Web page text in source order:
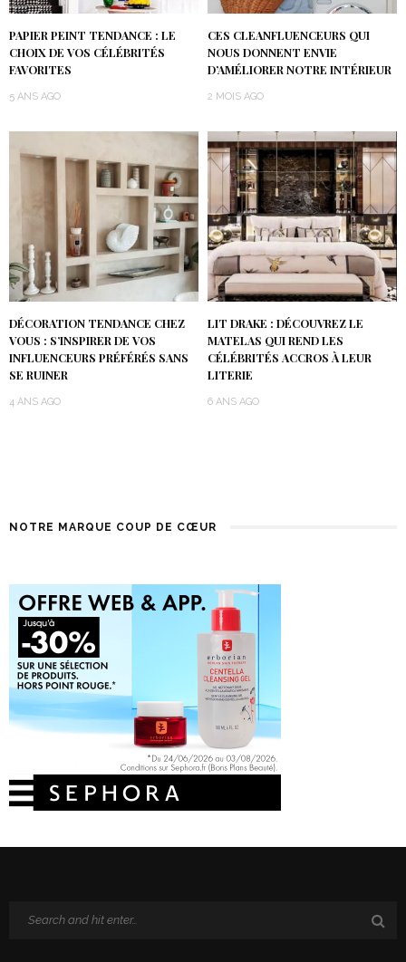
PAPIER PEINT TENDANCE : LE
CHOIX DE VOS CÉLÉBRITÉS
FAVORITES
5 ANS AGO
CES CLEANFLUENCEURS QUI
NOUS DONNENT ENVIE
D’AMÉLIORER NOTRE INTÉRIEUR
2 MOIS AGO
DÉCORATION TENDANCE CHEZ
VOUS : S’INSPIRER DE VOS
INFLUENCEURS PRÉFÉRÉS SANS
SE RUINER
4 ANS AGO
LIT DRAKE : DÉCOUVREZ LE
MATELAS QUI REND LES
CÉLÉBRITÉS ACCROS À LEUR
LITERIE
6 ANS AGO
NOTRE MARQUE COUP DE CŒUR